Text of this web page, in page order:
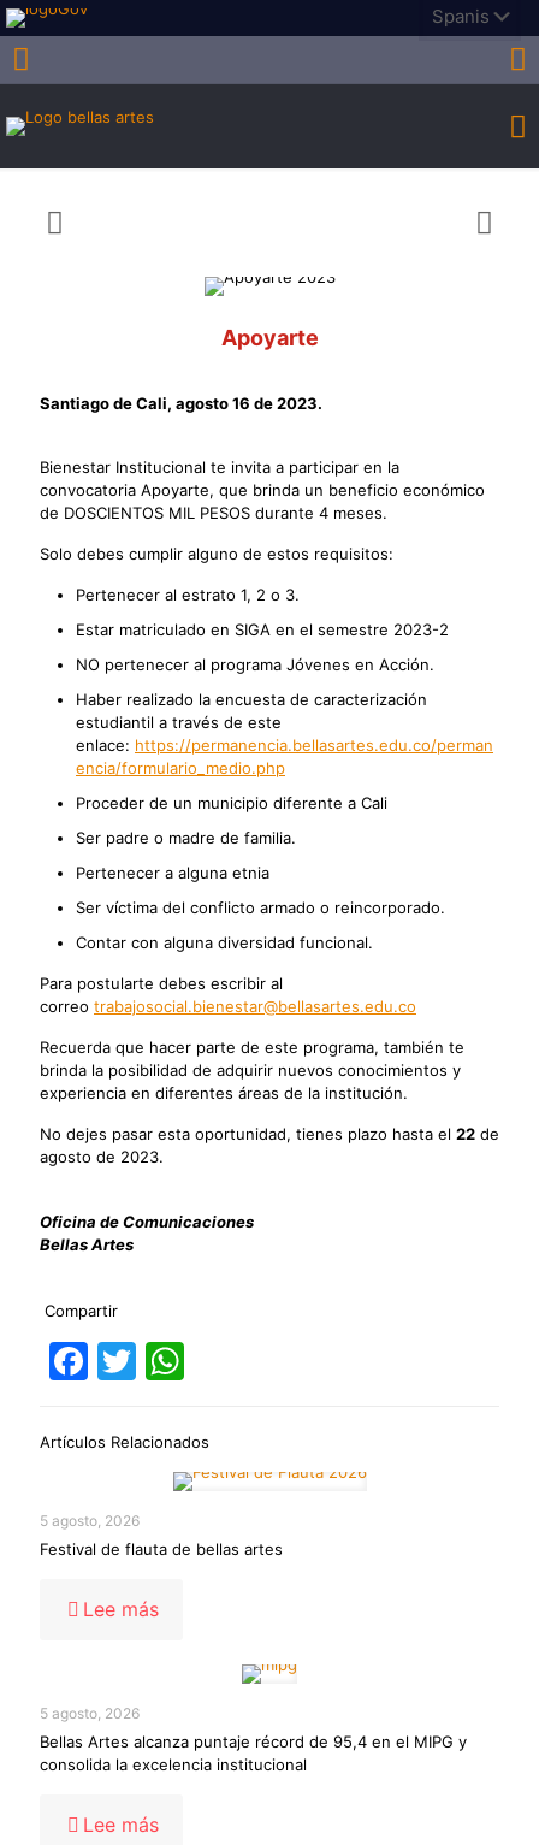
Apoyarte
Santiago de Cali, agosto 16 de 2023.
Bienestar Institucional te invita a participar en la
convocatoria Apoyarte, que brinda un beneficio económico
de DOSCIENTOS MIL PESOS durante 4 meses.
Solo debes cumplir alguno de estos requisitos:
Pertenecer al estrato 1, 2 o 3.
Estar matriculado en SIGA en el semestre 2023-2
NO pertenecer al programa Jóvenes en Acción.
Haber realizado la encuesta de caracterización
estudiantil a través de este
enlace: https://permanencia.bellasartes.edu.co/perman
encia/formulario_medio.php
Proceder de un municipio diferente a Cali
Ser padre o madre de familia.
Pertenecer a alguna etnia
Ser víctima del conflicto armado o reincorporado.
Contar con alguna diversidad funcional.
Para postularte debes escribir al
correo trabajosocial.bienestar@bellasartes.edu.co
Recuerda que hacer parte de este programa, también te
brinda la posibilidad de adquirir nuevos conocimientos y
experiencia en diferentes áreas de la institución.
No dejes pasar esta oportunidad, tienes plazo hasta el 22 de
agosto de 2023.
Oficina de Comunicaciones
Bellas Artes
Compartir
Facebook
Twitter
WhatsApp
Artículos Relacionados
5 agosto, 2026
Festival de flauta de bellas artes
Lee más-
artes
5 agosto, 2026
Bellas Artes alcanza puntaje récord de 95,4 en el MIPG y
consolida la excelencia institucional
Lee más-